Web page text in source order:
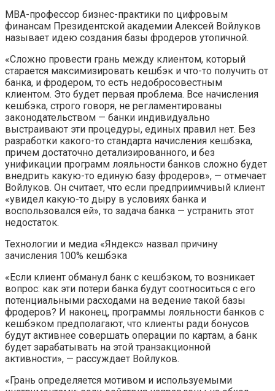
МВА-профессор бизнес-практики по цифровым
финансам Президентской академии Алексей Войлуков
называет идею создания базы фродеров утопичной.
«Сложно провести грань между клиентом, который
старается максимизировать кешбэк и что-то получить от
банка, и фродером, то есть недобросовестным
клиентом. Это будет первая проблема. Все начисления
кешбэка, строго говоря, не регламентированы
законодательством — банки индивидуально
выстраивают эти процедуры, единых правил нет. Без
разработки какого-то стандарта начисления кешбэка,
причем достаточно детализированного, и без
унификации программ лояльности банков сложно будет
внедрить какую-то единую базу фродеров», — отмечает
Войлуков. Он считает, что если предприимчивый клиент
«увидел какую-то дыру в условиях банка и
воспользовался ей», то задача банка — устранить этот
недостаток.
Технологии и медиа «Яндекс» назвал причину
зачисления 100% кешбэка
«Если клиент обманул банк с кешбэком, то возникает
вопрос: как эти потери банка будут соотноситься с его
потенциальными расходами на ведение такой базы
фродеров? И наконец, программы лояльности банков с
кешбэком предполагают, что клиенты ради бонусов
будут активнее совершать операции по картам, а банк
будет зарабатывать на этой транзакционной
активности», — рассуждает Войлуков.
«Грань определяется мотивом и используемыми